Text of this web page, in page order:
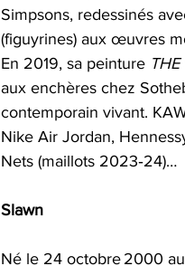
Simpsons, redessinés
(figuyrines) aux œuvres
En 2019, sa peinture
aux enchères chez
contemporain vivant.
Nike Air Jordan,
Nets (maillots 2023‑24)…
Slawn
Né le 24 octobre 2000